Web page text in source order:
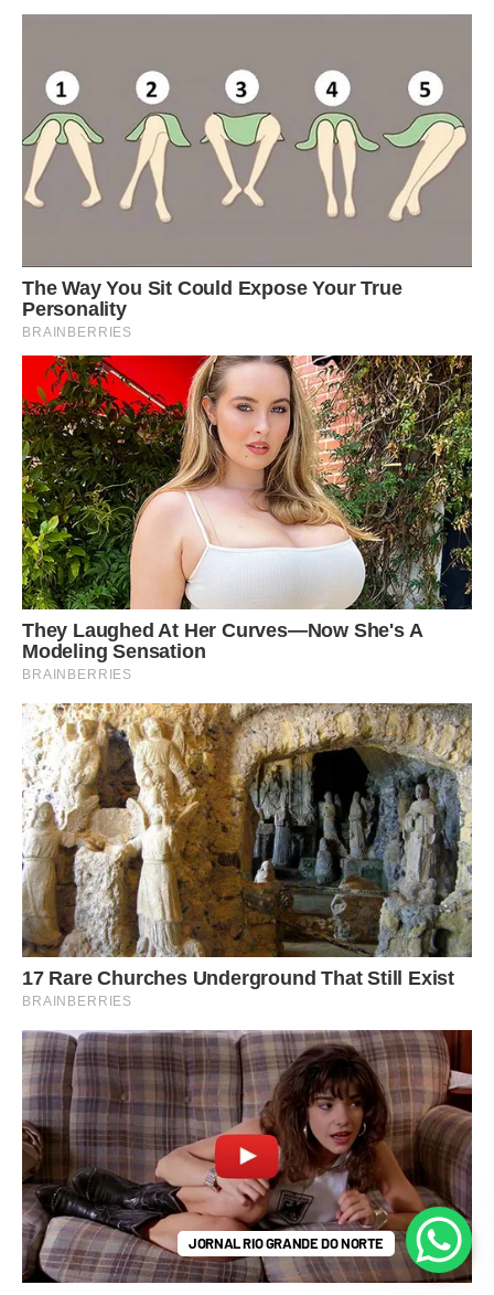
JORNAL RIO GRANDE DO NORTE